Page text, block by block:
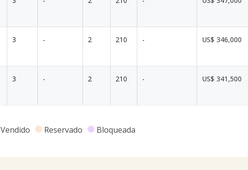
3 - 2 210 - US$ 346,000
3 - 2 210 - US$ 341,500
Vendido Reservado Bloqueada